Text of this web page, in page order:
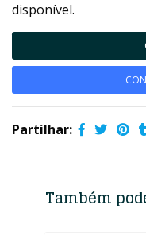
disponível.
Partilhar:
Também